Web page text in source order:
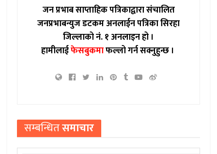
जन प्रभाब साप्ताहिक पत्रिकाद्वारा संचालित
जनप्रभाबन्युज डटकम अनलाईन पत्रिका सिरहा
जिल्लाको नं. १ अनलाइन हो ।
हामीलाईफेसबुकमाफल्लो गर्न सक्नुहुन्छ ।
सम्बन्धितसमाचार